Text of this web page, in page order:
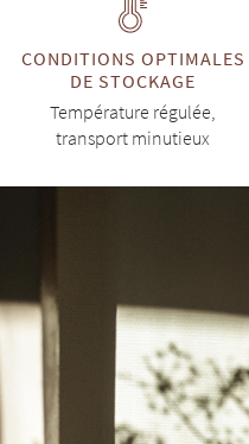
CONDITIONS OPTIMALES
DE STOCKAGE
Température régulée,
transport minutieux